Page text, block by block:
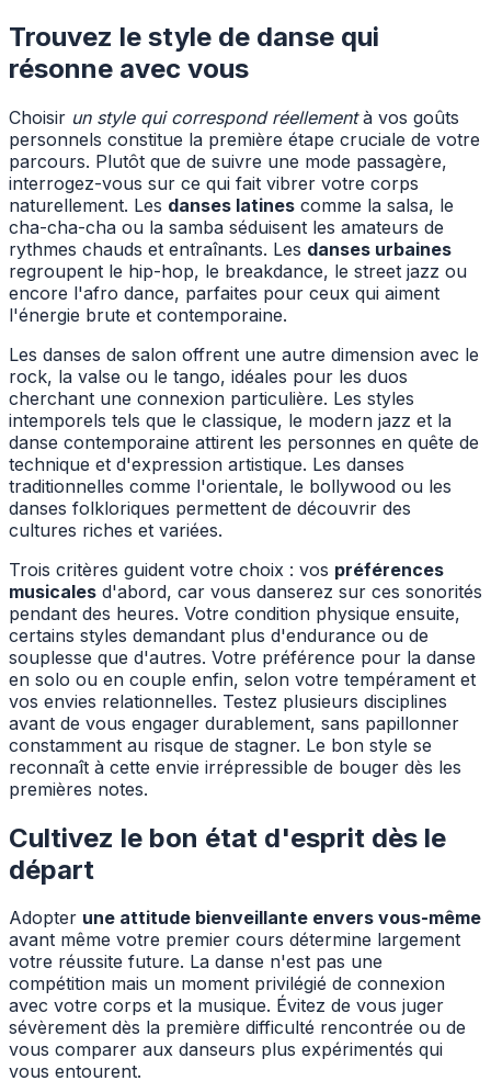
Trouvez le style de danse qui
résonne avec vous
Choisir un style qui correspond réellementà vos goûts
personnels constitue la première étape cruciale de votre
parcours. Plutôt que de suivre une mode passagère,
interrogez-vous sur ce qui fait vibrer votre corps
naturellement. Les danses latines comme la salsa, le
cha-cha-cha ou la samba séduisent les amateurs de
rythmes chauds et entraînants. Les danses urbaines
regroupent le hip-hop, le breakdance, le street jazz ou
encore l'afro dance, parfaites pour ceux qui aiment
l'énergie brute et contemporaine.
Les danses de salon offrent une autre dimension avec le
rock, la valse ou le tango, idéales pour les duos
cherchant une connexion particulière. Les styles
intemporels tels que le classique, le modern jazz et la
danse contemporaine attirent les personnes en quête de
technique et d'expression artistique. Les danses
traditionnelles comme l'orientale, le bollywood ou les
danses folkloriques permettent de découvrir des
cultures riches et variées.
Trois critères guident votre choix : vos préférences
musicales d'abord, car vous danserez sur ces sonorités
pendant des heures. Votre condition physique ensuite,
certains styles demandant plus d'endurance ou de
souplesse que d'autres. Votre préférence pour la danse
en solo ou en couple enfin, selon votre tempérament et
vos envies relationnelles. Testez plusieurs disciplines
avant de vous engager durablement, sans papillonner
constamment au risque de stagner. Le bon style se
reconnaît à cette envie irrépressible de bouger dès les
premières notes.
Cultivez le bon état d'esprit dès le
départ
Adopter une attitude bienveillante envers vous-même
avant même votre premier cours détermine largement
votre réussite future. La danse n'est pas une
compétition mais un moment privilégié de connexion
avec votre corps et la musique. Évitez de vous juger
sévèrement dès la première difficulté rencontrée ou de
vous comparer aux danseurs plus expérimentés qui
vous entourent.